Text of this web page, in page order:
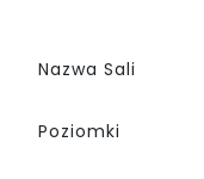
Nazwa Sali
Poziomki